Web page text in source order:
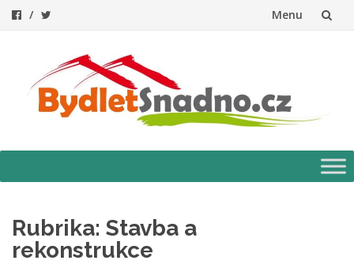
Menu
obsah
Rubrika: Stavba a
rekonstrukce